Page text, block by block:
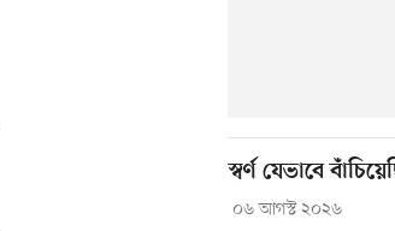
স্বর্ণ যেভাবে
০৬ আগস্ট ২০২৬